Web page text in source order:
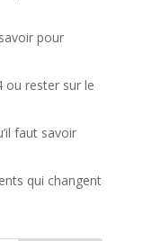
pour
ou rester sur le
faut savoir
qui changent